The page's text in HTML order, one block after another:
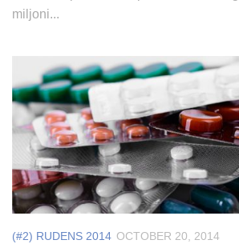
miljoni...
(#2) RUDENS 2014 OCTOBER 20, 2014